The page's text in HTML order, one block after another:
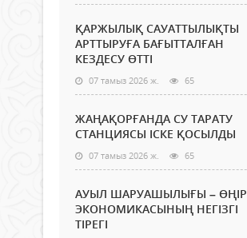
ҚАРЖЫЛЫҚ САУАТТЫЛЫҚТЫ
АРТТЫРУҒА БАҒЫТТАЛҒАН
КЕЗДЕСУ ӨТТІ
07 тамыз 2026 ж. 65
ЖАҢАҚОРҒАНДА СУ ТАРАТУ
СТАНЦИЯСЫ ІСКЕ ҚОСЫЛДЫ
07 тамыз 2026 ж. 65
АУЫЛ ШАРУАШЫЛЫҒЫ – ӨҢІР
ЭКОНОМИКАСЫНЫҢ НЕГІЗГІ
ТІРЕГІ